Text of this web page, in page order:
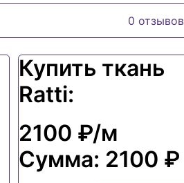
0 отзывов
Купить ткань
Ratti:
2100 ₽/м
Сумма: 2100 ₽